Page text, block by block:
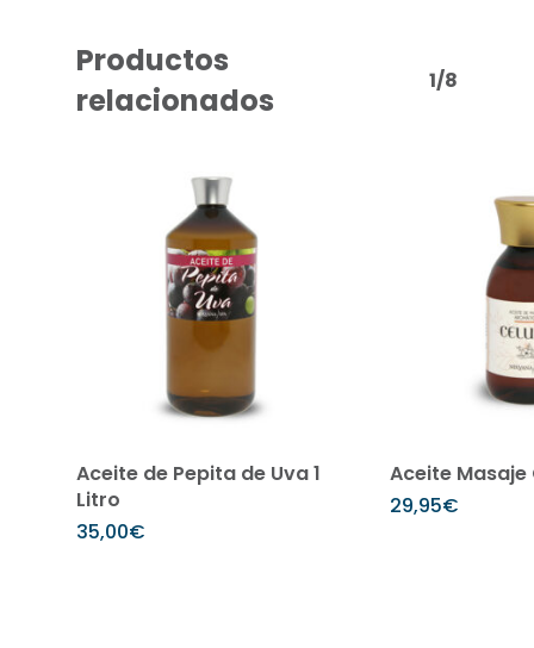
Productos
relacionados
1/8
Añadir al carrito
Aceite de Pepita de Uva 1
Litro
35,00€
Aceite Masaje
29,95€